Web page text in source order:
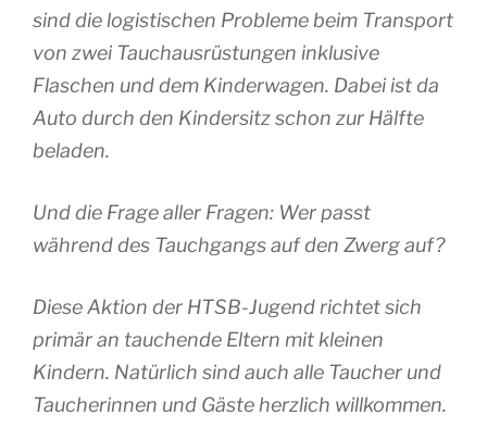
sind die logistischen Probleme beim Transport
von zwei Tauchausrüstungen inklusive
Flaschen und dem Kinderwagen. Dabei ist da
Auto durch den Kindersitz schon zur Hälfte
beladen.
Und die Frage aller Fragen: Wer passt
während des Tauchgangs auf den Zwerg auf?
Diese Aktion der HTSB-Jugend richtet sich
primär an tauchende Eltern mit kleinen
Kindern. Natürlich sind auch alle Taucher und
Taucherinnen und Gäste herzlich willkommen.